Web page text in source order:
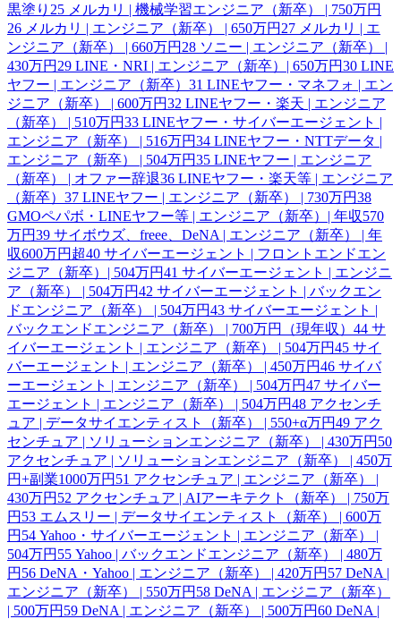
黒塗り 25 メルカリ | 機械学習エンジニア（新卒） | 750万円
26 メルカリ | エンジニア（新卒） | 650万円 27 メルカリ | エ
ンジニア（新卒） | 660万円 28 ソニー | エンジニア（新卒） |
430万円 29 LINE・NRI | エンジニア（新卒）| 650万円30 LINE
ヤフー | エンジニア（新卒） 31 LINEヤフー・マネフォ | エン
ジニア（新卒） | 600万円32 LINEヤフー・楽天 | エンジニア
（新卒） | 510万円33 LINEヤフー・サイバーエージェント |
エンジニア（新卒） | 516万円34 LINEヤフー・NTTデータ |
エンジニア（新卒） | 504万円35 LINEヤフー | エンジニア
（新卒） | オファー辞退36 LINEヤフー・楽天等 | エンジニア
（新卒） 37 LINEヤフー | エンジニア（新卒） | 730万円38
GMOペパボ・LINEヤフー等 | エンジニア（新卒）| 年収570
万円39 サイボウズ、freee、DeNA | エンジニア（新卒） | 年
収600万円超40 サイバーエージェント | フロントエンドエン
ジニア（新卒）| 504万円41 サイバーエージェント | エンジニ
ア（新卒） | 504万円42 サイバーエージェント | バックエン
ドエンジニア（新卒） | 504万円43 サイバーエージェント |
バックエンドエンジニア（新卒） | 700万円（現年収） 44 サ
イバーエージェント | エンジニア（新卒） | 504万円45 サイ
バーエージェント | エンジニア（新卒） | 450万円46 サイバ
ーエージェント | エンジニア（新卒） | 504万円47 サイバー
エージェント | エンジニア（新卒） | 504万円48 アクセンチ
ュア | データサイエンティスト（新卒） | 550+α万円49 アク
センチュア | ソリューションエンジニア（新卒） | 430万円 50
アクセンチュア | ソリューションエンジニア（新卒） | 450万
円+副業1000万円 51 アクセンチュア | エンジニア（新卒） |
430万円 52 アクセンチュア | AIアーキテクト（新卒） | 750万
円 53 エムスリー | データサイエンティスト（新卒） | 600万
円 54 Yahoo・サイバーエージェント | エンジニア（新卒） |
504万円 55 Yahoo | バックエンドエンジニア（新卒） | 480万
円 56 DeNA・Yahoo | エンジニア（新卒） | 420万円 57 DeNA |
エンジニア（新卒） | 550万円 58 DeNA | エンジニア（新卒）
| 500万円 59 DeNA | エンジニア（新卒） | 500万円60 DeNA |